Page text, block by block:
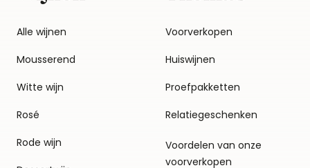
Alle wijnen
Mousserend
Witte wijn
Rosé
Rode wijn
Voorverkopen
Huiswijnen
Proefpakketten
Relatiegeschenken
Voordelen van onze
voorverkopen